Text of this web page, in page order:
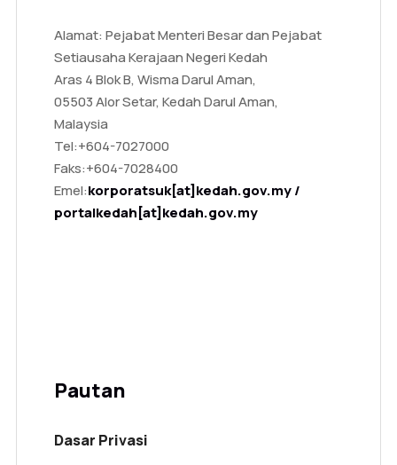
Alamat: Pejabat Menteri Besar dan Pejabat
Setiausaha Kerajaan Negeri Kedah
Aras 4 Blok B, Wisma Darul Aman,
05503 Alor Setar, Kedah Darul Aman,
Malaysia
Tel:+604-7027000
Faks:+604-7028400
Emel:korporatsuk[at]kedah.gov.my /
portalkedah[at]kedah.gov.my
Pautan
Dasar Privasi